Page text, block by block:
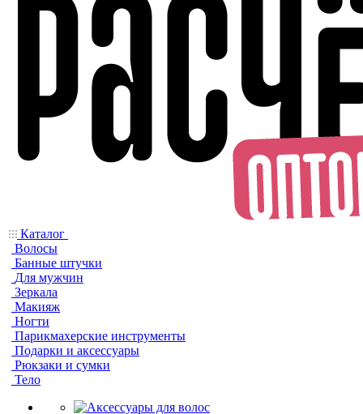
Каталог
Волосы
Банные штучки
Для мужчин
Зеркала
Макияж
Ногти
Парикмахерские инструменты
Подарки и аксессуары
Рюкзаки и сумки
Тело